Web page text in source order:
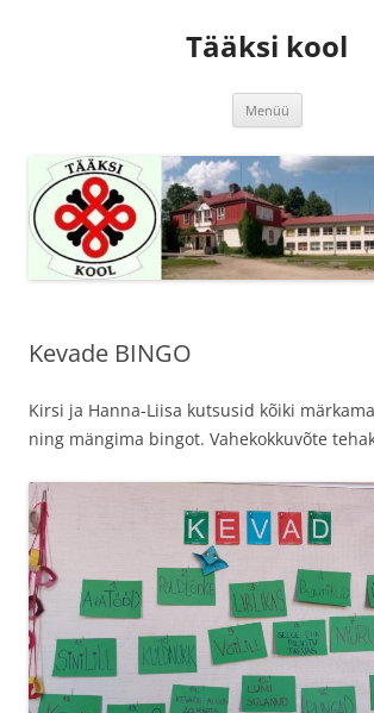
Tääksi kool
Menüü Liigu
juurde
Kevade BINGO
Kirsi ja Hanna-Liisa kutsusid kõiki
ning mängima bingot. Vahekokkuvõte